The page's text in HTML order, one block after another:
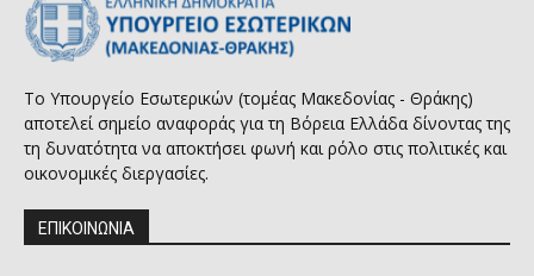
Το Υπουργείο Εσωτερικών (τομέας Μακεδονίας - Θράκης)
αποτελεί σημείο αναφοράς για τη Βόρεια Ελλάδα δίνοντας της
τη δυνατότητα να αποκτήσει φωνή και ρόλο στις πολιτικές και
οικονομικές διεργασίες.
ΕΠΙΚΟΙΝΩΝΙΑ